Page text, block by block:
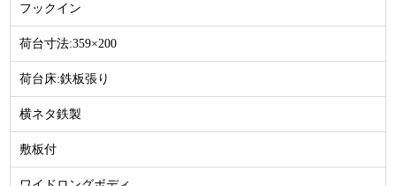
フックイン
荷台寸法:359×200
荷台床:鉄板張り
横ネタ鉄製
敷板付